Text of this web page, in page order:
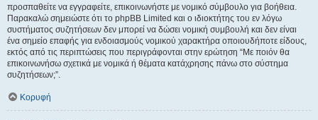
προσπαθείτε να εγγραφείτε, επικοινωνήστε με νομικό σύμβουλο για βοήθεια.
Παρακαλώ σημειώστε ότι το phpBB Limited και ο ιδιοκτήτης του εν λόγω
συστήματος συζητήσεων δεν μπορεί να δώσει νομική συμβουλή και δεν είναι
ένα σημείο επαφής για ενδοιασμούς νομικού χαρακτήρα οποιουδήποτε είδους,
εκτός από τις περιπτώσεις που περιγράφονται στην ερώτηση “Με ποιόν θα
επικοινωνήσω σχετικά με νομικά ή θέματα κατάχρησης πάνω στο σύστημα
συζητήσεων;”.
Κορυφή